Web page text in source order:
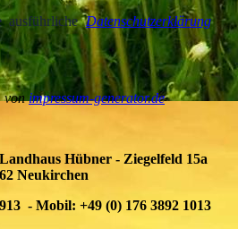
ausführlicheDatenschutzerklärung
vonimpressum-generator.de
Hübner - Ziegelfeld 15a
Neukirchen
- Mobil: +49 (0) 176 3892 1013